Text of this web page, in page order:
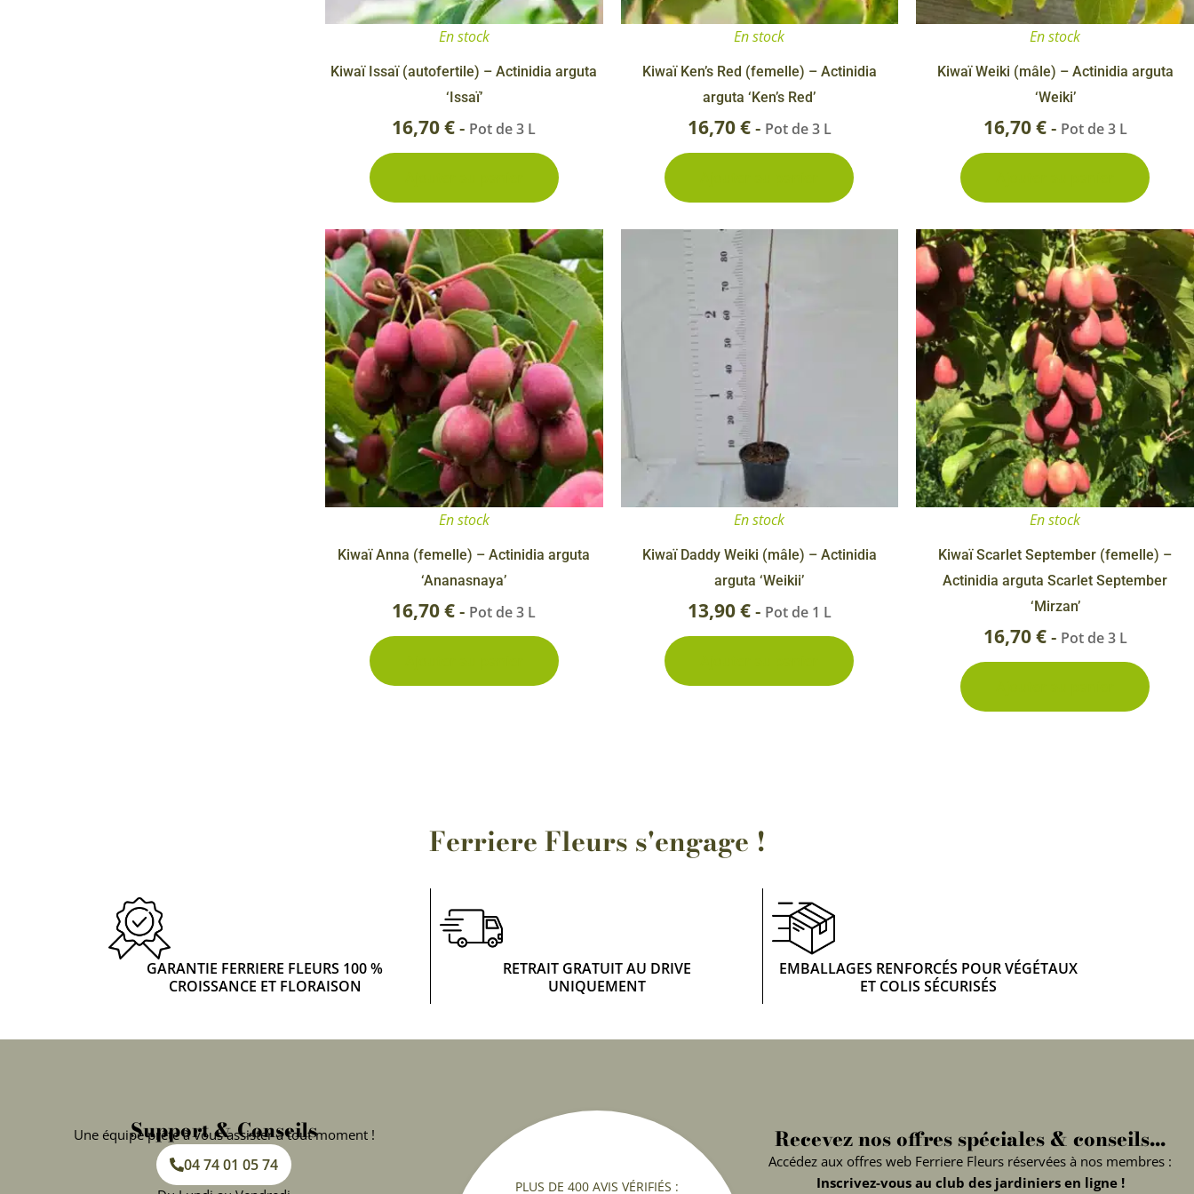
Rosiers à grosses fleurs
Rosiers grimpants
Semences & Graines Spéciales Fraîcheur
d’Antan
Bulbes de fleurs de A à Z
En stock
Kiwaï Issaï (autofertile) – Actinidia arguta
‘Issaï’
16,70€- Pot de 3 L
En stock
Kiwaï Ken’s Red (femelle) – Actinidia
arguta ‘Ken’s Red’
16,70€- Pot de 3 L
En stock
Kiwaï Weiki (mâle) – Actinidia arguta
‘Weiki’
16,70€- Pot de 3 L
En stock
Kiwaï Anna (femelle) – Actinidia arguta
‘Ananasnaya’
16,70€- Pot de 3 L
En stock
Kiwaï Daddy Weiki (mâle) – Actinidia
arguta ‘Weikii’
13,90€- Pot de 1 L
En stock
Kiwaï Scarlet September (femelle) –
Actinidia arguta Scarlet September
‘Mirzan’
16,70€- Pot de 3 L
Ferriere Fleurs s'engage !
GARANTIE FERRIERE FLEURS 100 %
CROISSANCE ET FLORAISON
RETRAIT GRATUIT AU DRIVE
UNIQUEMENT
EMBALLAGES RENFORCÉS POUR VÉGÉTAUX
ET COLIS SÉCURISÉS
Support & Conseils
Une équipe prête à vous assister à tout moment !
04 74 01 05 74
PLUS DE 400 AVIS VÉRIFIÉS :
Recevez nos offres spéciales & conseils...
Accédez aux offres web Ferriere Fleurs réservées à nos membres :
Inscrivez-vous au club des jardiniers en ligne !